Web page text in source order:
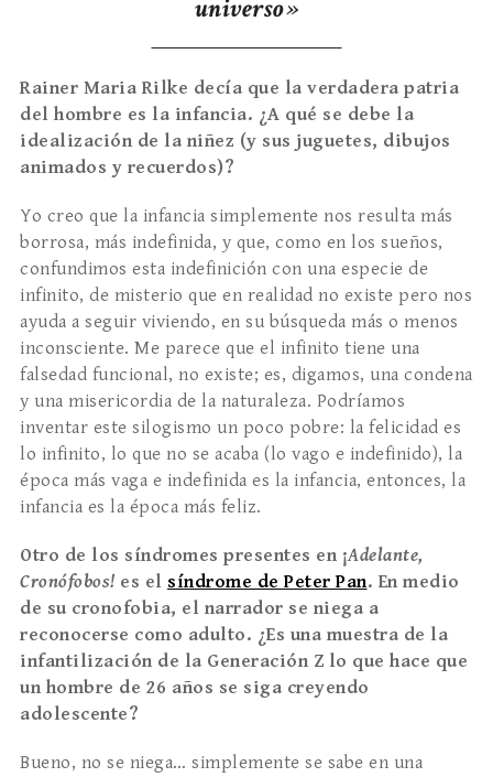
universo»
Rainer Maria Rilke decía que la verdadera patria
del hombre es la infancia. ¿A qué se debe la
idealización de la niñez (y sus juguetes, dibujos
animados y recuerdos)?
Yo creo que la infancia simplemente nos resulta más
borrosa, más indefinida, y que, como en los sueños,
confundimos esta indefinición con una especie de
infinito, de misterio que en realidad no existe pero nos
ayuda a seguir viviendo, en su búsqueda más o menos
inconsciente. Me parece que el infinito tiene una
falsedad funcio­nal, no existe; es, digamos, una condena
y una misericordia de la naturale­za. Podríamos
inventar este silogismo un poco pobre: la felicidad es
lo infinito, lo que no se acaba (lo vago e indefinido), la
época más vaga e indefinida es la infancia, entonces, la
infancia es la época más feliz.
Otro de los síndromes presentes en ¡Adelante,
Cronófobos! es el síndrome de Peter Pan. En medio
de su cronofobia, el narrador se niega a
reconocerse como adulto. ¿Es una muestra de la
infantilización de la Generación Z lo que hace que
un hombre de 26 años se siga creyendo
adolescente?
Bueno, no se niega… simplemente se sabe en una